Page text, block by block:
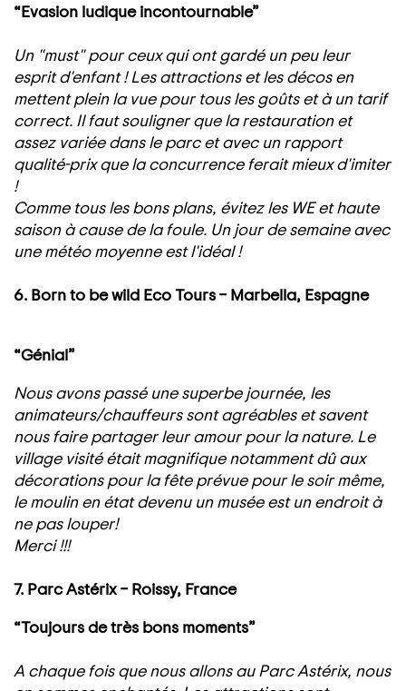
“Evasion ludique incontournable”
Un "must" pour ceux qui ont gardé un peu leur
esprit d'enfant ! Les attractions et les décos en
mettent plein la vue pour tous les goûts et à un tarif
correct. Il faut souligner que la restauration et
assez variée dans le parc et avec un rapport
qualité-prix que la concurrence ferait mieux d'imiter
!
Comme tous les bons plans, évitez les WE et haute
saison à cause de la foule. Un jour de semaine avec
une météo moyenne est l'idéal !
6. Born to be wild Eco Tours – Marbella, Espagne
“Génial”
Nous avons passé une superbe journée, les
animateurs/chauffeurs sont agréables et savent
nous faire partager leur amour pour la nature. Le
village visité était magnifique notamment dû aux
décorations pour la fête prévue pour le soir même,
le moulin en état devenu un musée est un endroit à
ne pas louper!
Merci !!!
7. Parc Astérix – Roissy, France
“Toujours de très bons moments”
A chaque fois que nous allons au Parc Astérix, nous